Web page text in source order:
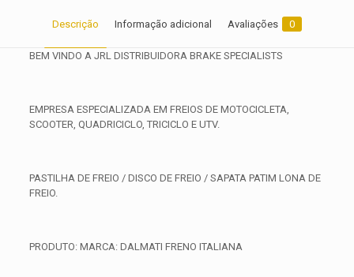
Descrição Informação adicional Avaliações 0
BEM VINDO A JRL DISTRIBUIDORA BRAKE SPECIALISTS
EMPRESA ESPECIALIZADA EM FREIOS DE MOTOCICLETA,
SCOOTER, QUADRICICLO, TRICICLO E UTV.
PASTILHA DE FREIO / DISCO DE FREIO / SAPATA PATIM LONA DE
FREIO.
PRODUTO: MARCA: DALMATI FRENO ITALIANA